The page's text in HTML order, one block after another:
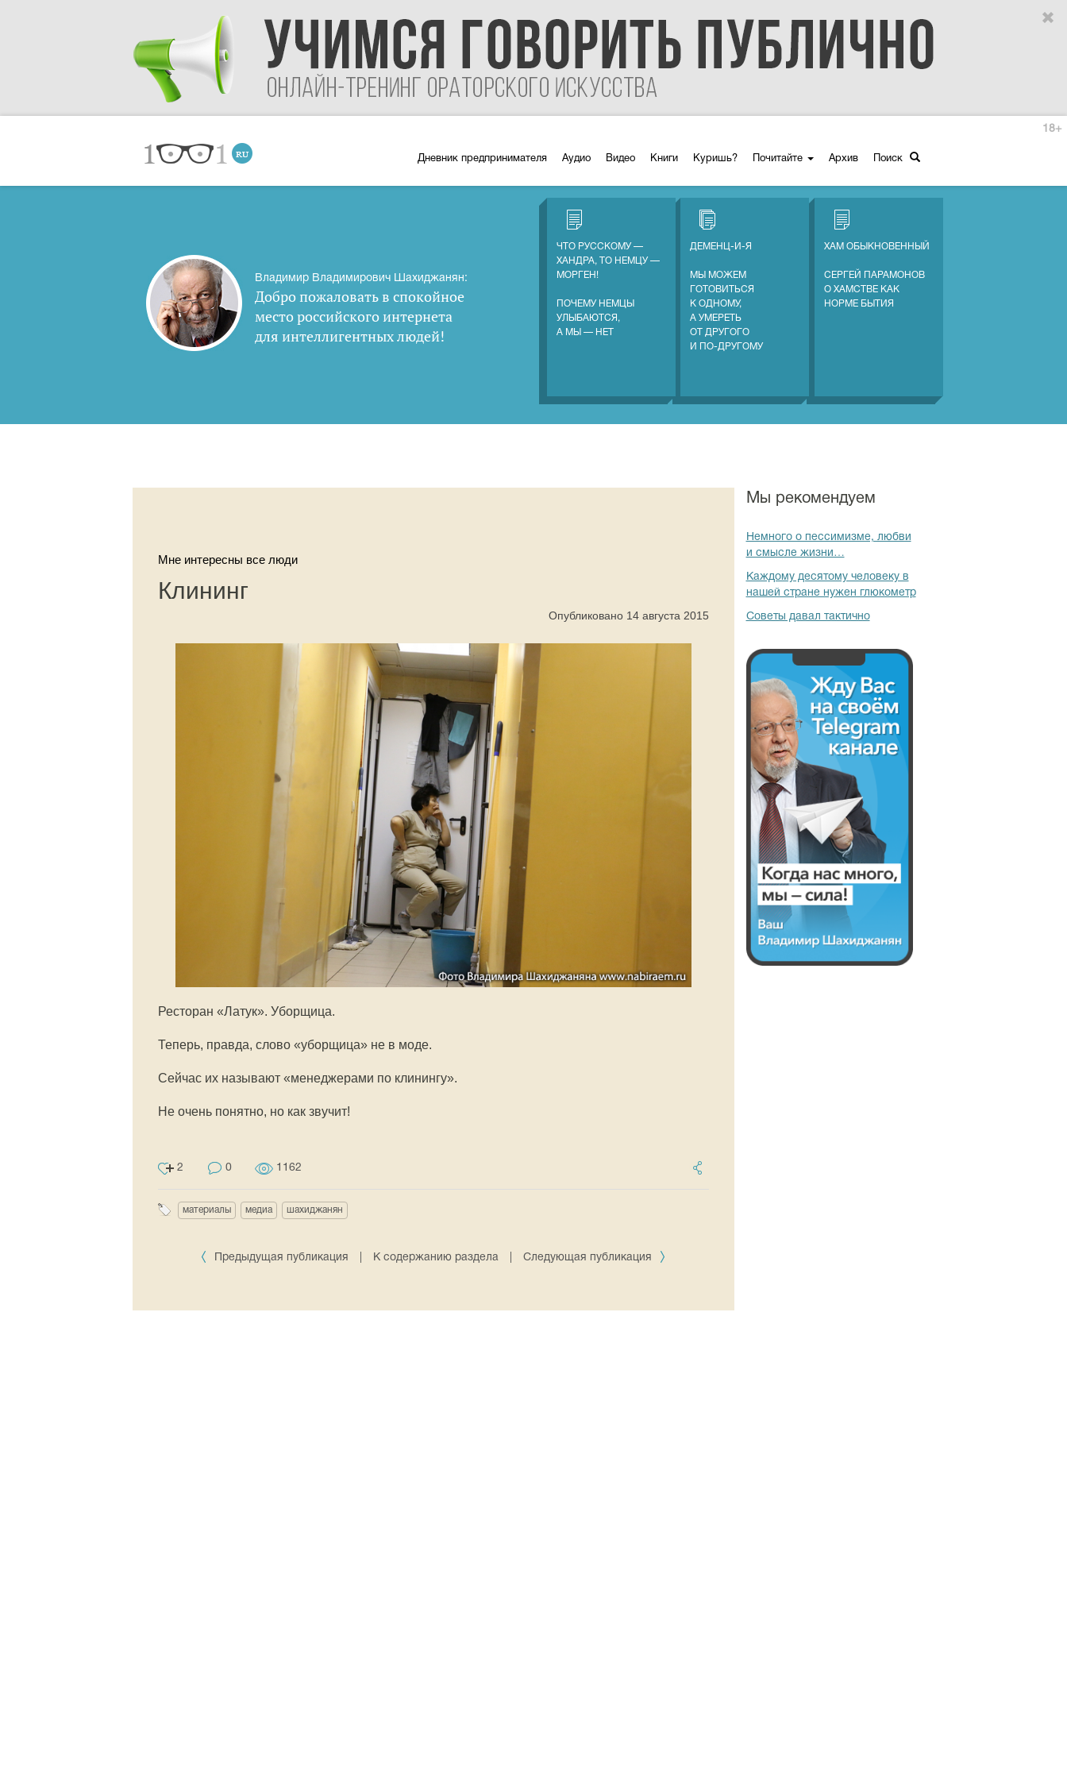
Дневник предпринимателя Аудио Видео Книги Куришь? Почитайте Архив Поиск
18+
Владимир Владимирович Шахиджанян:
Добро пожаловать в спокойное
место российского интернета
для интеллигентных людей!
ЧТО РУССКОМУ —
ХАНДРА, ТО НЕМЦУ —
МОРГЕН!
ПОЧЕМУ НЕМЦЫ
УЛЫБАЮТСЯ,
А МЫ — НЕТ
ДЕМЕНЦ-И-Я
МЫ МОЖЕМ
ГОТОВИТЬСЯ
К ОДНОМУ,
А УМЕРЕТЬ
ОТ ДРУГОГО
И ПО-ДРУГОМУ
ХАМ ОБЫКНОВЕННЫЙ
СЕРГЕЙ ПАРАМОНОВ
О ХАМСТВЕ КАК
НОРМЕ БЫТИЯ
Мне интересны все люди
Клининг
Опубликовано 14 августа 2015
Ресторан «Латук». Уборщица.
Теперь, правда, слово «уборщица» не в моде.
Сейчас их называют «менеджерами по клинингу».
Не очень понятно, но как звучит!
2 0 1162
материалы медиа шахиджанян
Предыдущая публикация К содержанию раздела Следующая публикация
Мы рекомендуем
Немного о пессимизме, любви
и смысле жизни…
Каждому десятому человеку в
нашей стране нужен глюкометр
Советы давал тактично